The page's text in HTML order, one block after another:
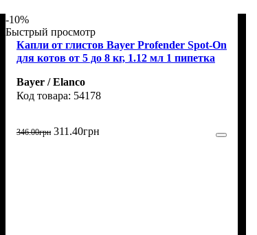
-10%
Быстрый просмотр
Капли от глистов Bayer Profender Spot-On
для котов от 5 до 8 кг, 1.12 мл 1 пипетка
Bayer / Elanco
54178
346.00грн 311 .40грн